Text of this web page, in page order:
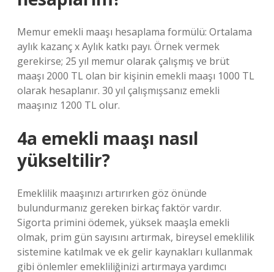
Memur emekli maaşı hesaplama formülü: Ortalama
aylık kazanç x Aylık katkı payı. Örnek vermek
gerekirse; 25 yıl memur olarak çalışmış ve brüt
maaşı 2000 TL olan bir kişinin emekli maaşı 1000 TL
olarak hesaplanır. 30 yıl çalışmışsanız emekli
maaşınız 1200 TL olur.
4a emekli maaşı nasıl
yükseltilir?
Emeklilik maaşınızı artırırken göz önünde
bulundurmanız gereken birkaç faktör vardır.
Sigorta primini ödemek, yüksek maaşla emekli
olmak, prim gün sayısını artırmak, bireysel emeklilik
sistemine katılmak ve ek gelir kaynakları kullanmak
gibi önlemler emekliliğinizi artırmaya yardımcı